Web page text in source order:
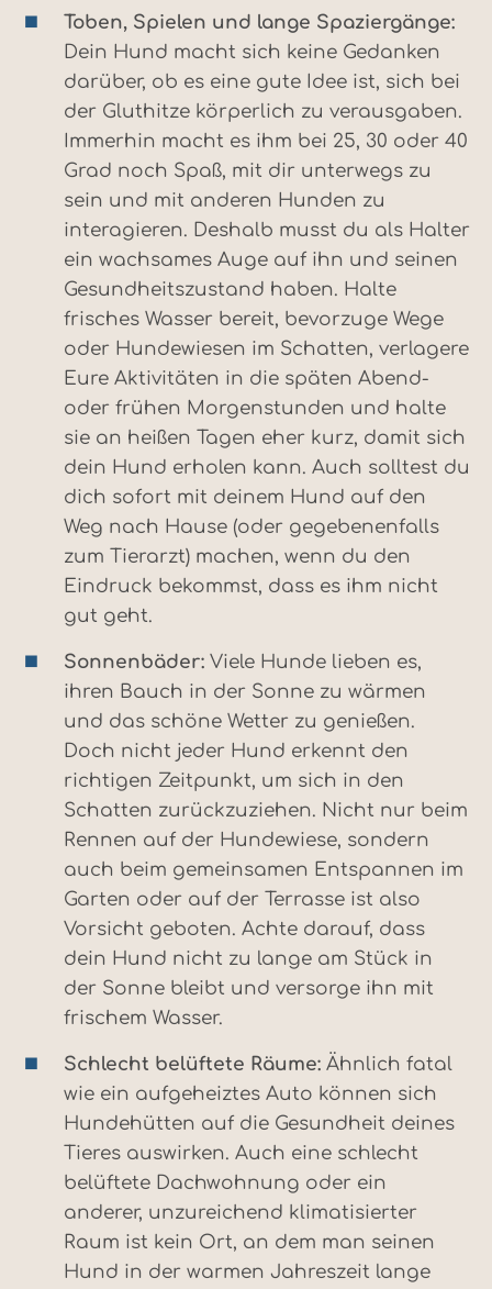
Toben, Spielen und lange Spaziergänge:
Dein Hund macht sich keine Gedanken
darüber, ob es eine gute Idee ist, sich bei
der Gluthitze körperlich zu verausgaben.
Immerhin macht es ihm bei 25, 30 oder 40
Grad noch Spaß, mit dir unterwegs zu
sein und mit anderen Hunden zu
interagieren. Deshalb musst du als Halter
ein wachsames Auge auf ihn und seinen
Gesundheitszustand haben. Halte
frisches Wasser bereit, bevorzuge Wege
oder Hundewiesen im Schatten, verlagere
Eure Aktivitäten in die späten Abend-
oder frühen Morgenstunden und halte
sie an heißen Tagen eher kurz, damit sich
dein Hund erholen kann. Auch solltest du
dich sofort mit deinem Hund auf den
Weg nach Hause (oder gegebenenfalls
zum Tierarzt) machen, wenn du den
Eindruck bekommst, dass es ihm nicht
gut geht.
Sonnenbäder: Viele Hunde lieben es,
ihren Bauch in der Sonne zu wärmen
und das schöne Wetter zu genießen.
Doch nicht jeder Hund erkennt den
richtigen Zeitpunkt, um sich in den
Schatten zurückzuziehen. Nicht nur beim
Rennen auf der Hundewiese, sondern
auch beim gemeinsamen Entspannen im
Garten oder auf der Terrasse ist also
Vorsicht geboten. Achte darauf, dass
dein Hund nicht zu lange am Stück in
der Sonne bleibt und versorge ihn mit
frischem Wasser.
Schlecht belüftete Räume: Ähnlich fatal
wie ein aufgeheiztes Auto können sich
Hundehütten auf die Gesundheit deines
Tieres auswirken. Auch eine schlecht
belüftete Dachwohnung oder ein
anderer, unzureichend klimatisierter
Raum ist kein Ort, an dem man seinen
Hund in der warmen Jahreszeit lange